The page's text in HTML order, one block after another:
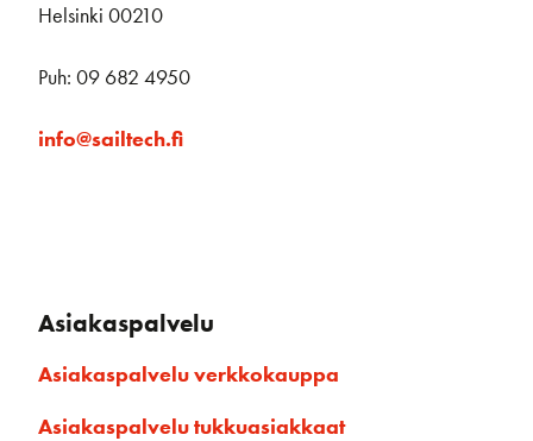
Helsinki 00210
Puh: 09 682 4950
info@sailtech.fi
Asiakaspalvelu
Asiakaspalvelu verkkokauppa
Asiakaspalvelu tukkuasiakkaat